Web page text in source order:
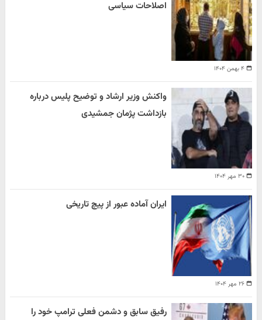
۴ بهمن ۱۴۰۴
اصلاحات سیاسی
۳۰ مهر ۱۴۰۴
واکنش وزیر ارشاد و توضیح پلیس درباره
بازداشت پژمان جمشیدی
۲۶ مهر ۱۴۰۴
ایران آماده عبور از پیچ تاریخی
رفیق سابق و دشمن فعلی ترامپ خود را